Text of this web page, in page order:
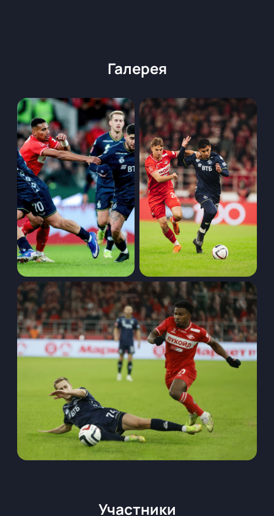
Бронируйте билеты не только через сайт:
поможет выбрать лучшие места и ответит на
все вопросы о мероприятии.
Оформляйте покупку за несколько минут —
получайте электронные билеты сразу после
оплаты.
Не упустите шанс стать частью главного
футбольного события сезона! Следите за
продолжительностью игры, уточняйте время
начала матча на сайте сервиса и наслаждайтесь
атмосферой большого спорта вместе с нами.
Галерея
Участники